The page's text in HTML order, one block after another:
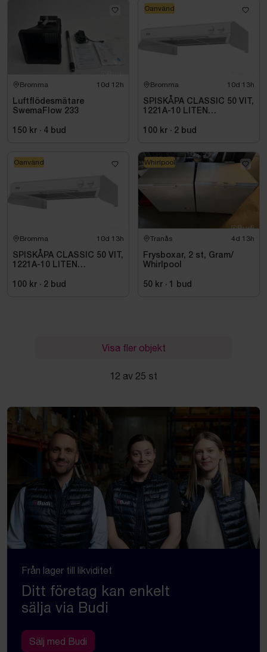
Bromma 10d 12h
Luftflödesmätare
SwemaFlow 233
150 kr · 4 bud
Bromma 10d 13h
SPISKÅPA CLASSIC 50 VIT,
1221A-10 LITEN
100 kr · 2 bud
Oanvänd
Bromma 10d 13h
SPISKÅPA CLASSIC 50 VIT,
1221A-10 LITEN
100 kr · 2 bud
Oanvänd
Tranås 4d 13h
Frysboxar, 2 st, Gram/
Whirlpool
50 kr · 1 bud
Whirlpool
Visa fler objekt
12 av 25 st
Från lager till likviditet
Ditt företag kan enkelt
sälja via Budi
Sälj med Budi